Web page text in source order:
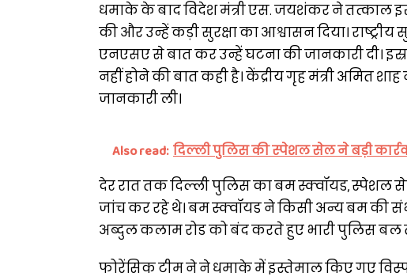
धमाके के बाद विदेश मंत्री एस. जयशंकर ने तत्काल
की और उन्हें कड़ी सुरक्षा का आश्वासन दिया।
एनएसए से बात कर उन्हें घटना की जानकारी दी।
नहीं होने की बात कही है। केंद्रीय गृह मंत्री अमित
जानकारी ली।
Also read: दिल्ली पुलिस की स्पेशल सेल ने बड़ी
देर रात तक दिल्ली पुलिस का बम स्क्वॉयड, स्पेशल
जांच कर रहे थे। बम स्क्वॉयड ने किसी अन्य बम की
अब्दुल कलाम रोड को बंद करते हुए भारी पुलिस बल
फोरेंसिक टीम ने ने धमाके में इस्तेमाल किए गए